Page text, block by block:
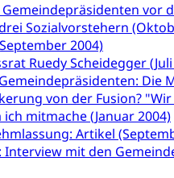
vor
Sozialvorstehern
2004)
Ruedy Scheidegger
Die
von der Fusion?
mitmache (Januar 2004)
Artikel
mit den
Witwenrente,
Ergänzungsleistungen,
(WAS Luzern)
AHV/IV
Luzern)
Behinderung,
Menschen mit